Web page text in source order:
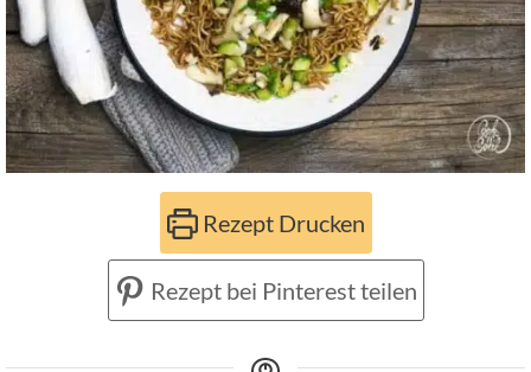
Rezept Drucken
Rezept bei Pinterest teilen